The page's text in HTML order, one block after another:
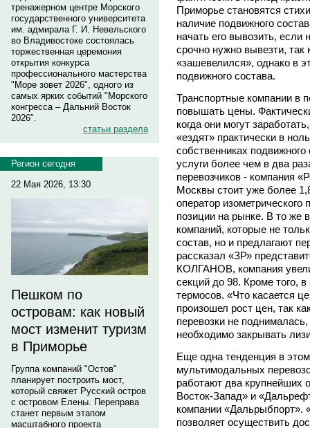
тренажерном центре Морского
государственного университета
им. адмирала Г. И. Невельского
во Владивостоке состоялась
торжественная церемония
открытия конкурса
профессионального мастерства
"Море зовет 2026", одного из
самых ярких событий "Морского
конгресса – Дальний Восток
2026".
статьи раздела
Регион сегодня
22 Мая 2026, 13:30
Пешком по
островам: как новый
мост изменит туризм
в Приморье
Группа компаний "Остов"
планирует построить мост,
который свяжет Русский остров
с островом Елены. Переправа
станет первым этапом
масштабного проекта
Приморье становятся
наличие подвижного
начать его вывозить,
срочно нужно вывезти, так
«зашевелился», однако в
подвижного состава.
Транспортные компании в
повышать цены.
когда они могут
«ездят» практически в
собственниках
услуги более чем в два
перевозчиков - компания
Москвы стоит уже более
оператор изометрического
позиции на рынке. В то же
компаний, которые не
состав, но и предлагают
рассказал «ЗР»
КОЛГАНОВ, компания
секций до 98. Кроме того, в
термосов. «Что касается
произошел рост цен, так
перевозки не
необходимо закрывать
Еще одна тенденция в этом
мультимодальных
работают два крупнейших
Восток-Запад» и
компании «Дальрыбпорт».
позволяет осуществить